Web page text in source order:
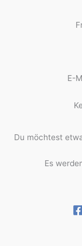
E-
Du möchtest
Es